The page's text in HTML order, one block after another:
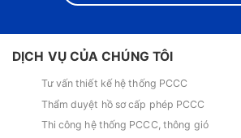
DỊCH VỤ CỦA CHÚNG TÔI
Tư vấn thiết kế hệ thống PCCC
Thẩm duyệt hồ sơ cấp phép PCCC
Thi công hệ thống PCCC, thông gió